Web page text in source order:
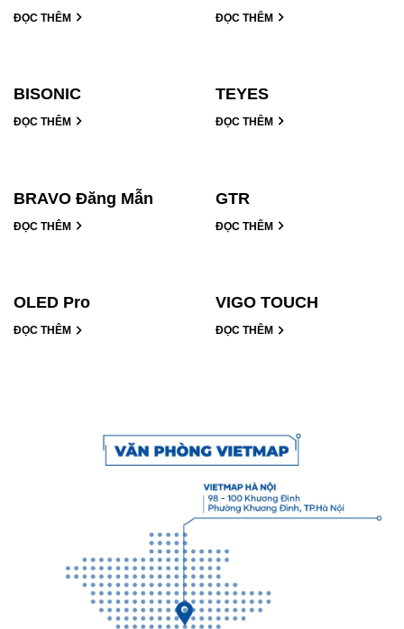
ĐỌC THÊM ĐỌC THÊM
BISONIC
ĐỌC THÊM
TEYES
ĐỌC THÊM
BRAVO Đăng Mẫn
ĐỌC THÊM
GTR
ĐỌC THÊM
OLED Pro
ĐỌC THÊM
VIGO TOUCH
ĐỌC THÊM